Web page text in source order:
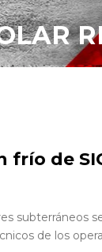
de
subterráneos
de los